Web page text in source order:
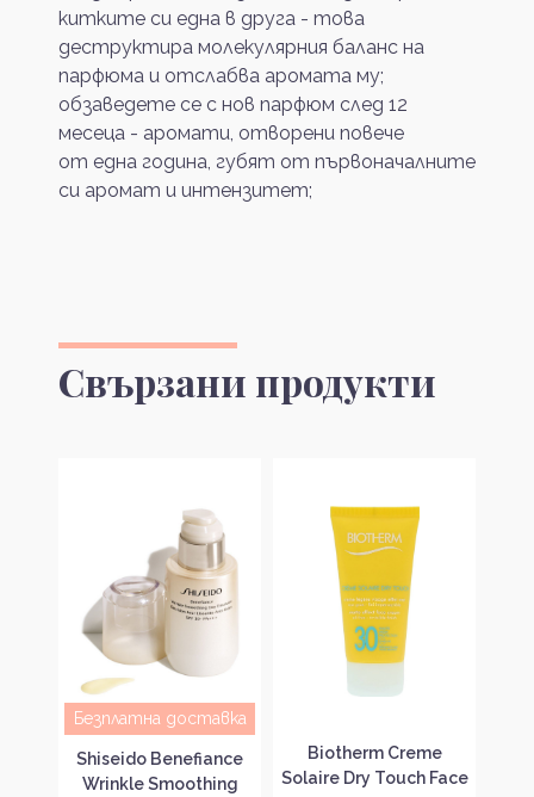
китките си една в друга - това
деструктира молекулярния баланс на
парфюма и отслабва аромата му;
обзаведете се с нов парфюм след 12
месеца - аромати, отворени повече
от една година, губят от първоначалните
си аромат и интензитет;
Свързани продукти
Безплатна доставка
Shiseido Benefiance
Wrinkle Smoothing
Biotherm Creme
Solaire Dry Touch Face